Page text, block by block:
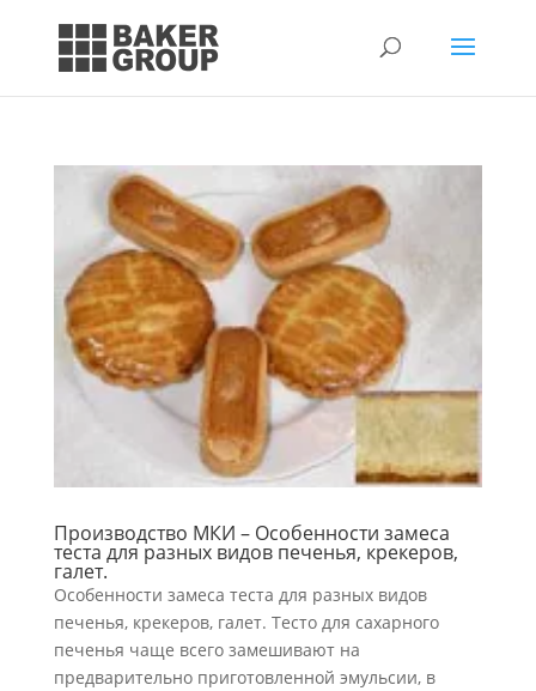
Производство МКИ – Особенности замеса
теста для разных видов печенья, крекеров,
галет.
Особенности замеса теста для разных видов
печенья, крекеров, галет. Тесто для сахарного
печенья чаще всего замешивают на
предварительно приготовленной эмульсии, в